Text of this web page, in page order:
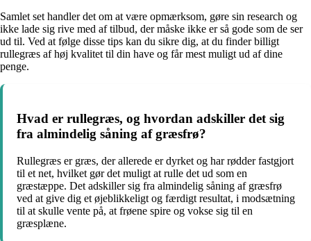
Samlet set handler det om at være opmærksom, gøre sin research og
ikke lade sig rive med af tilbud, der måske ikke er så gode som de ser
ud til. Ved at følge disse tips kan du sikre dig, at du finder billigt
rullegræs af høj kvalitet til din have og får mest muligt ud af dine
penge.
Hvad er rullegræs, og hvordan adskiller det sig
fra almindelig såning af græsfrø?
Rullegræs er græs, der allerede er dyrket og har rødder fastgjort
til et net, hvilket gør det muligt at rulle det ud som en
græstæppe. Det adskiller sig fra almindelig såning af græsfrø
ved at give dig et øjeblikkeligt og færdigt resultat, i modsætning
til at skulle vente på, at frøene spire og vokse sig til en
græsplæne.